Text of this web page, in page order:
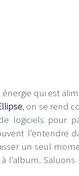
qui est
, on se rend
logiciels pour
l’entendre
un seul
l’album. Saluons